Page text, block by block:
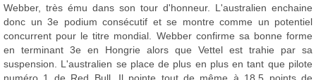
Webber, très ému dans son tour d'honneur. L'australien enchaine
donc un 3e podium consécutif et se montre comme un potentiel
concurrent pour le titre mondial. Webber confirme sa bonne forme
en terminant 3e en Hongrie alors que Vettel est trahie par sa
suspension. L'australien se place de plus en plus en tant que pilote